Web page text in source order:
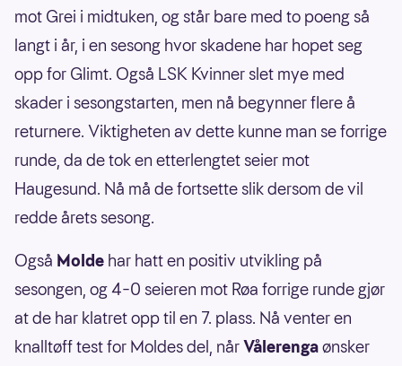
mot Grei i midtuken, og står bare med to poeng så
langt i år, i en sesong hvor skadene har hopet seg
opp for Glimt. Også LSK Kvinner slet mye med
skader i sesongstarten, men nå begynner flere å
returnere. Viktigheten av dette kunne man se forrige
runde, da de tok en etterlengtet seier mot
Haugesund. Nå må de fortsette slik dersom de vil
redde årets sesong.
Også Molde har hatt en positiv utvikling på
sesongen, og 4–0 seieren mot Røa forrige runde gjør
at de har klatret opp til en 7. plass. Nå venter en
knalltøff test for Moldes del, nårVålerengaønsker